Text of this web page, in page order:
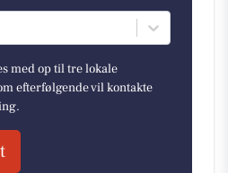
med op til tre lokale
efterfølgende vil kontakte